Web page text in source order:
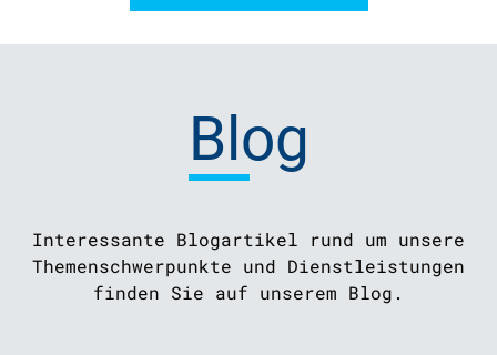
Blog
Interessante Blogartikel rund um unsere
Themenschwerpunkte und Dienstleistungen
finden Sie auf unserem Blog.